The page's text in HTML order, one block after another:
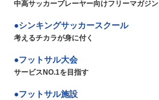
中高サッカープレーヤー向けフリーマガジン
シンキングサッカースクール
考えるチカラが身に付く
フットサル大会
サービスNO.1を目指す
フットサル施設